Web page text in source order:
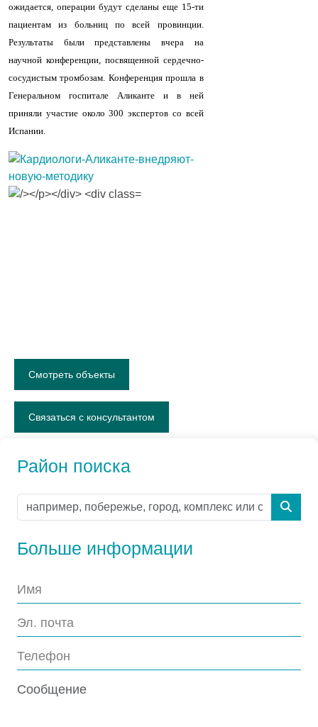
ожидается, операции будут сделаны еще 15-ти
пациентам из больниц по всей провинции.
Результаты были представлены вчера на
научной конференции, посвященной сердечно-
сосудистым тромбозам. Конференция прошла в
Генеральном госпитале Аликанте и в ней
приняли участие около 300 экспертов со всей
Испании.
Смотреть объекты
Связаться с консультантом
Район поиска
Больше информации